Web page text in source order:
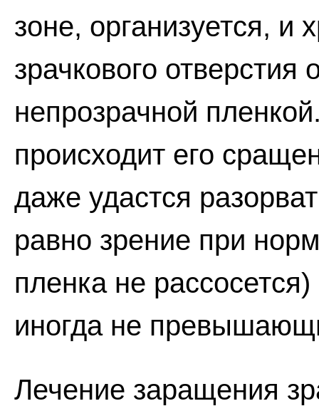
зоне, организуется, и
зрачкового
непрозрачной
происходит его
даже удастся
равно зрение при
пленка не
иногда не
Лечение заращения